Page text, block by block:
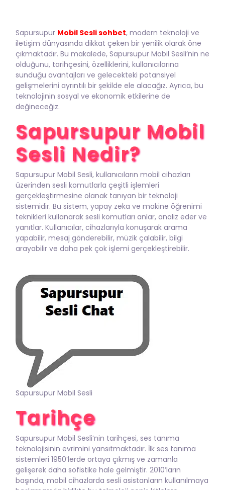
Sapursupur Mobil Sesli sohbet, modern teknoloji ve
iletişim dünyasında dikkat çeken bir yenilik olarak öne
çıkmaktadır. Bu makalede, Sapursupur Mobil Sesli’nin ne
olduğunu, tarihçesini, özelliklerini, kullanıcılarına
sunduğu avantajları ve gelecekteki potansiyel
gelişmelerini ayrıntılı bir şekilde ele alacağız. Ayrıca, bu
teknolojinin sosyal ve ekonomik etkilerine de
değineceğiz.
Sapursupur Mobil
Sesli Nedir?
Sapursupur Mobil Sesli, kullanıcıların mobil cihazları
üzerinden sesli komutlarla çeşitli işlemleri
gerçekleştirmesine olanak tanıyan bir teknoloji
sistemidir. Bu sistem, yapay zeka ve makine öğrenimi
teknikleri kullanarak sesli komutları anlar, analiz eder ve
yanıtlar. Kullanıcılar, cihazlarıyla konuşarak arama
yapabilir, mesaj gönderebilir, müzik çalabilir, bilgi
arayabilir ve daha pek çok işlemi gerçekleştirebilir.
Sapursupur Mobil Sesli
Tarihçe
Sapursupur Mobil Sesli’nin tarihçesi, ses tanıma
teknolojisinin evrimini yansıtmaktadır. İlk ses tanıma
sistemleri 1950’lerde ortaya çıkmış ve zamanla
gelişerek daha sofistike hale gelmiştir. 2010’ların
başında, mobil cihazlarda sesli asistanların kullanılmaya